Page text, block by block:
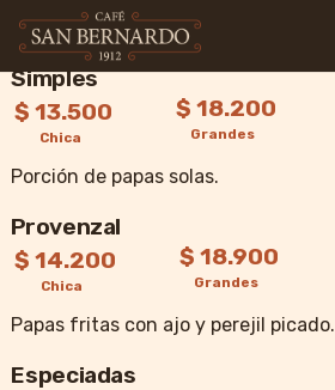
Papas Fritas
Simples
$ 13.500
Chica
$ 18.200
Grandes
Porción de papas solas.
Provenzal
$ 14.200
Chica
$ 18.900
Grandes
Papas fritas con ajo y perejil picado.
Especiadas